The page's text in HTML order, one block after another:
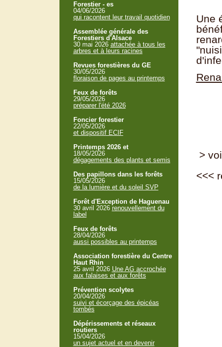
Une
>
<<<
Forestier - es
04/06/2026
qui racontent leur travail quotidien
Assemblée générale des
Forestiers d'Alsace
30 mai 2026 attachée à tous les
arbres et à leurs racines
Revues forestières du GE
30/05/2026
floraison de pages au printemps
Feux de forêts
29/05/2026
préparer l'été 2026
Foncier forestier
22/05/2026
et dispositif ECIF
Printemps 2026 et
18/05/2026
dégagements des plants et semis
Des papillons dans les forêts
15/05/2026
de la lumière et du soleil SVP
Forêt d'Exception de Haguenau
30 avril 2026 renouvellement du
label
Feux de forêts
28/04/2026
aussi possibles au printemps
Association forestière du Centre
Haut Rhin
25 avril 2026 Une AG accrochée
aux falaises et aux forêts
Prévention scolytes
20/04/2026
suivi et écorçage des épicéas
tombés
Dépérissements et réseaux
routiers
15/04/2026
un sujet actuel et en devenir